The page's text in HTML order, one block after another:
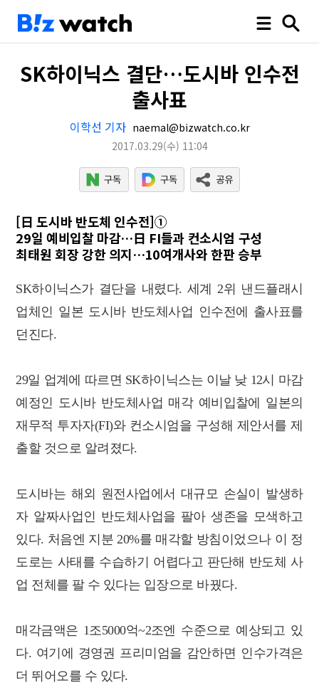
SK하이닉스 결단…도시바 인수전
출사표
이학선 기자 naemal@bizwatch.co.kr
2017.03.29(수) 11:04
[日 도시바 반도체 인수전]①
29일 예비입찰 마감…日 FI들과 컨소시엄 구성
최태원 회장 강한 의지…10여개사와 한판 승부
SK하이닉스가 결단을 내렸다. 세계 2위 낸드플래시
업체인 일본 도시바 반도체사업 인수전에 출사표를
던진다.
29일 업계에 따르면 SK하이닉스는 이날 낮 12시 마감
예정인 도시바 반도체사업 매각 예비입찰에 일본의
재무적 투자자(FI)와 컨소시엄을 구성해 제안서를 제
출할 것으로 알려졌다.
도시바는 해외 원전사업에서 대규모 손실이 발생하
자 알짜사업인 반도체사업을 팔아 생존을 모색하고
있다. 처음엔 지분 20%를 매각할 방침이었으나 이 정
도로는 사태를 수습하기 어렵다고 판단해 반도체 사
업 전체를 팔 수 있다는 입장으로 바꿨다.
매각금액은 1조5000억~2조엔 수준으로 예상되고 있
다. 여기에 경영권 프리미엄을 감안하면 인수가격은
더 뛰어오를 수 있다.